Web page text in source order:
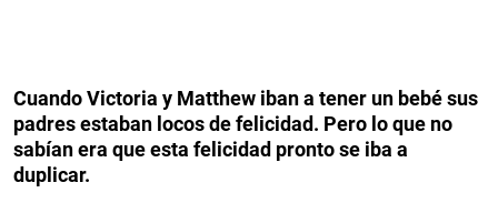
Cuando Victoria y Matthew iban a tener un bebé sus
padres estaban locos de felicidad. Pero lo que no
sabían era que esta felicidad pronto se iba a
duplicar.